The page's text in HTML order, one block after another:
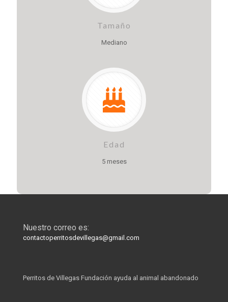
Tamaño
Mediano
Edad
5 meses
Nuestro correo es:
contactoperritosdevillegas@gmail.com
Perritos de Villegas Fundación ayuda al animal abandonado